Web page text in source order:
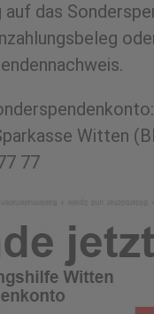
auf das
Witten
77